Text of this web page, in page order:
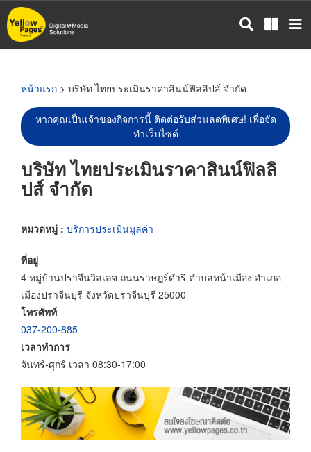
ข้าม
ไป
หน้าแรก > บริษัท ไทยประเมินราคาสินน์ฟิลลิปส์ จำกัด
หากคุณเป็นเจ้าของกิจการนี้ ติดต่อรับส่วนลดพิเศษ! เพื่อจัด
ทำเว็บไซต์
บริษัท ไทยประเมินราคาสินน์ฟิลลิ
ปส์ จำกัด
หมวดหมู่ : บริการประเมินมูลค่า
ที่อยู่
4 หมู่บ้านปราจีนวิลเลจ ถนนราษฎร์ดำริ ตำบลหน้าเมือง อำเภอ
เมืองปราจีนบุรี จังหวัดปราจีนบุรี 25000
โทรศัพท์
037-200-885
เวลาทำการ
จันทร์-ศุกร์ เวลา 08:30-17:00